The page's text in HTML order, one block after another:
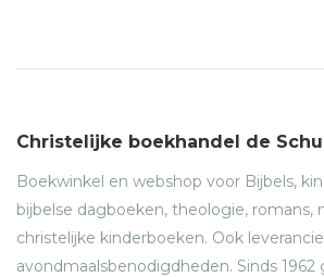
Christelijke boekhandel de
Boekwinkel en webshop voor Bijbels,
bijbelse dagboeken, theologie, romans,
christelijke kinderboeken. Ook
avondmaalsbenodigdheden. Sinds 1962